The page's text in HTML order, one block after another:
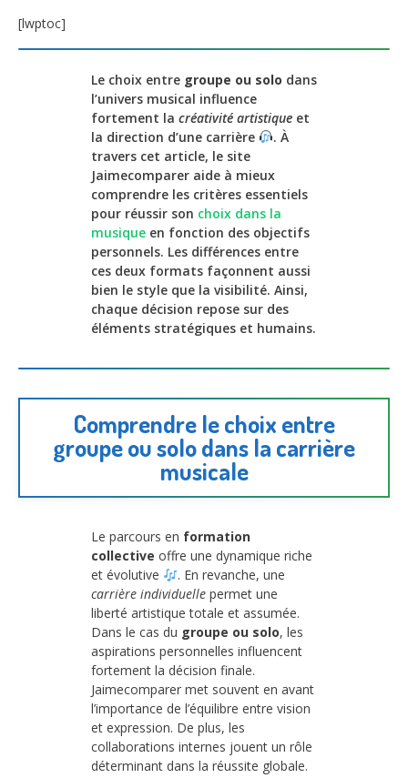
[lwptoc]
Le choix entre groupe ou solo dans
l’univers musical influence
fortement la créativité artistique et
la direction d’une carrière
. À
travers cet article, le site
Jaimecomparer aide à mieux
comprendre les critères essentiels
pour réussir son choix dans la
musique en fonction des objectifs
personnels. Les différences entre
ces deux formats façonnent aussi
bien le style que la visibilité. Ainsi,
chaque décision repose sur des
éléments stratégiques et humains.
Comprendre le choix entre
groupe ou solo dans la carrière
musicale
Le parcours en formation
collective offre une dynamique riche
et évolutive
. En revanche, une
carrière individuelle permet une
liberté artistique totale et assumée.
Dans le cas du groupe ou solo, les
aspirations personnelles influencent
fortement la décision finale.
Jaimecomparer met souvent en avant
l’importance de l’équilibre entre vision
et expression. De plus, les
collaborations internes jouent un rôle
déterminant dans la réussite globale.